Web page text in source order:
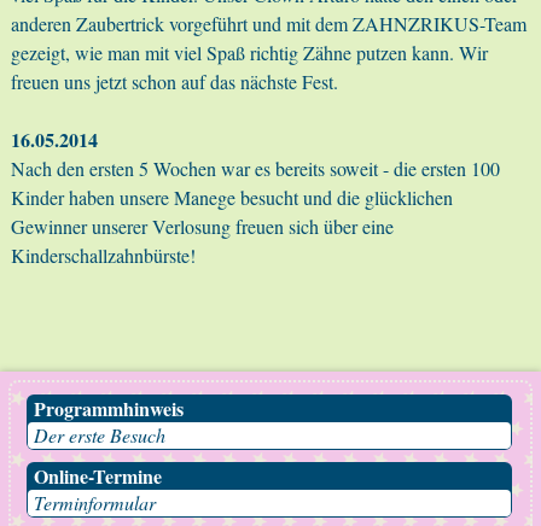
anderen Zaubertrick vorgeführt und mit dem ZAHNZRIKUS-Team
gezeigt, wie man mit viel Spaß richtig Zähne putzen kann. Wir
freuen uns jetzt schon auf das nächste Fest.
16.05.2014
Nach den ersten 5 Wochen war es bereits soweit - die ersten 100
Kinder haben unsere Manege besucht und die glücklichen
Gewinner unserer Verlosung freuen sich über eine
Kinderschallzahnbürste!
Programmhinweis
Der erste Besuch
Online-Termine
Terminformular